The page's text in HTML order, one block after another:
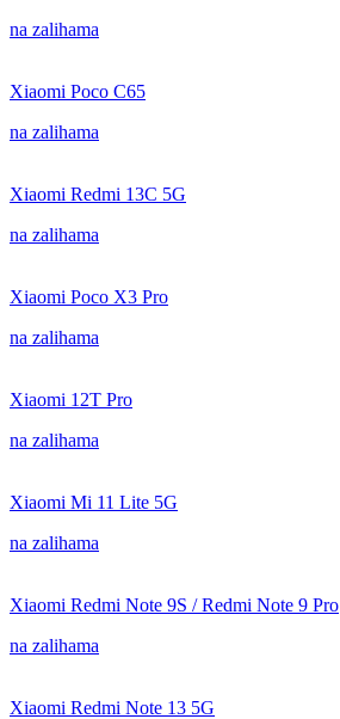
na zalihama
Xiaomi Poco C65
na zalihama
Xiaomi Redmi 13C 5G
na zalihama
Xiaomi Poco X3 Pro
na zalihama
Xiaomi 12T Pro
na zalihama
Xiaomi Mi 11 Lite 5G
na zalihama
Xiaomi Redmi Note 9S / Redmi Note 9 Pro
na zalihama
Xiaomi Redmi Note 13 5G